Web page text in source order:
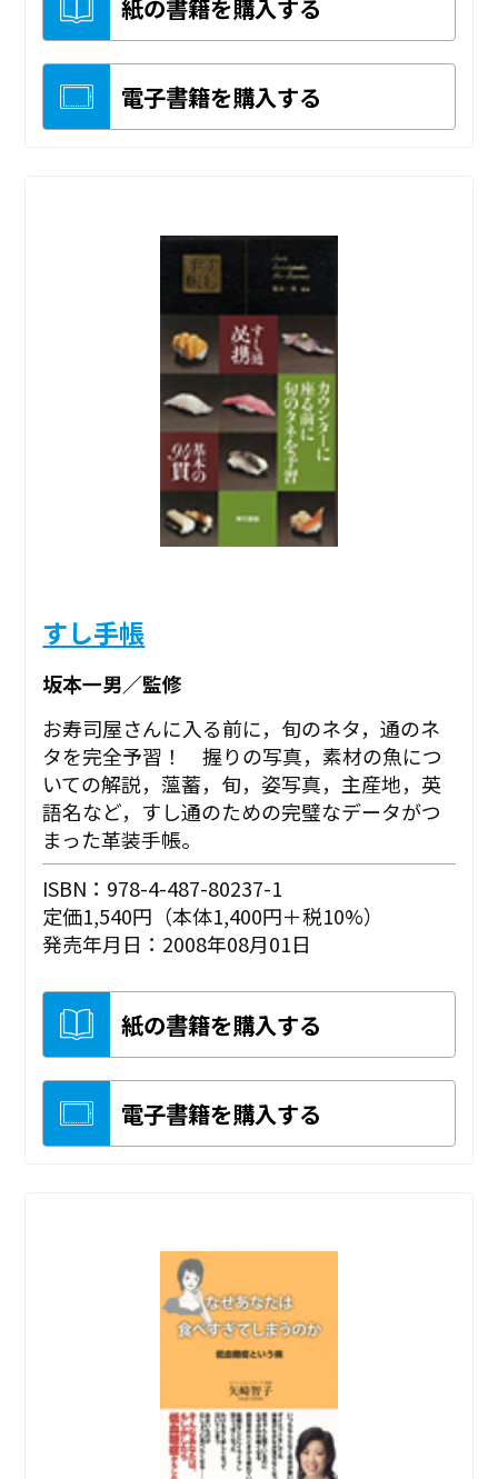
紙の書籍を購入する
電子書籍を購入する
すし手帳
坂本一男／監修
お寿司屋さんに入る前に，旬のネタ，通のネ
タを完全予習！ 握りの写真，素材の魚につ
いての解説，薀蓄，旬，姿写真，主産地，英
語名など，すし通のための完璧なデータがつ
まった革装手帳。
ISBN：978-4-487-80237-1
定価1,540円（本体1,400円＋税10%）
発売年月日：2008年08月01日
紙の書籍を購入する
電子書籍を購入する